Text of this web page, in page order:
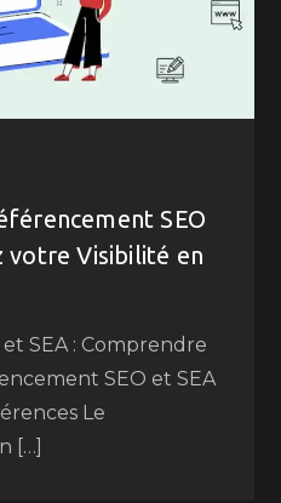
SEO
votre Visibilité en
SEA : Comprendre
SEO et SEA
Le
[…]